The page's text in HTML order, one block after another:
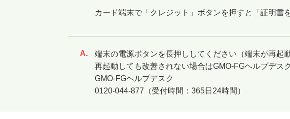
カード端末で「クレジット」ボタンを押すと「証明書
回答
端末の電源ボタンを長押ししてください（端末が再起
再起動しても改善されない場合はGMO-FGヘルプデス
GMO-FGヘルプデスク
0120-044-877（受付時間：365日24時間）